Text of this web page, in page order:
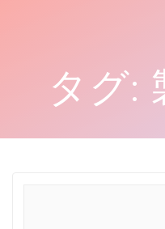
タグ: